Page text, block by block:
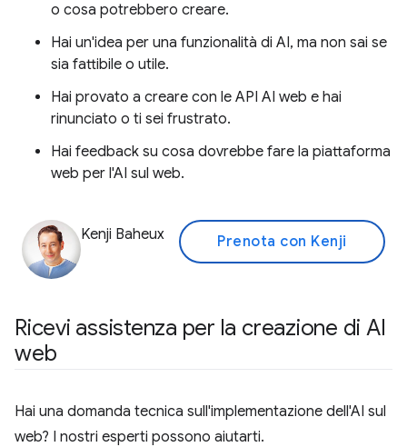
o cosa potrebbero creare.
Hai un'idea per una funzionalità di AI, ma non sai se
sia fattibile o utile.
Hai provato a creare con le API AI web e hai
rinunciato o ti sei frustrato.
Hai feedback su cosa dovrebbe fare la piattaforma
web per l'AI sul web.
Kenji Baheux Prenota con Kenji
Ricevi assistenza per la creazione di AI
web
Hai una domanda tecnica sull'implementazione dell'AI sul
web? I nostri esperti possono aiutarti.